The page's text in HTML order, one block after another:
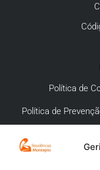
Política de
Política de